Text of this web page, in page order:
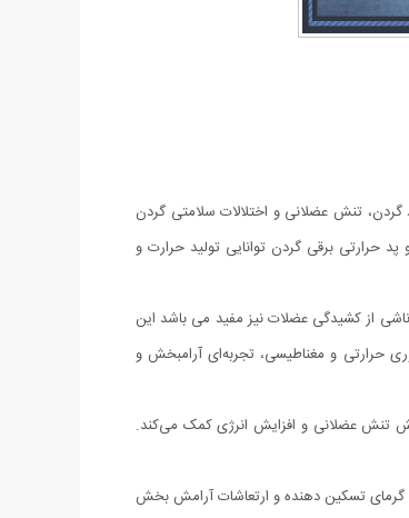
تنش عضلانی و اختلالات سلامتی گردن
حرارتی برقی گردن توانایی تولید حرارت و
از کشیدگی عضلات نیز مفید می باشد این
حرارتی و مغناطیسی، تجربه‌ای آرامبخش و
تنش عضلانی و افزایش انرژی کمک می‌کند.
گرمای تسکین دهنده و ارتعاشات آرامش بخش